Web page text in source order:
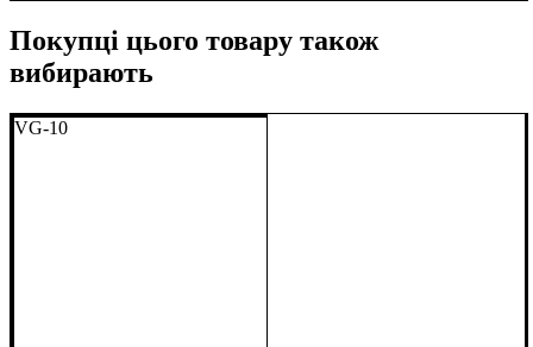
Покупці цього товару також
вибирають
VG-10